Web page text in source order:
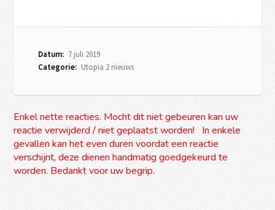
Datum: 7 juli 2019
Categorie: Utopia 2 nieuws
Enkel nette reacties. Mocht dit niet gebeuren kan uw
reactie verwijderd / niet geplaatst worden! In enkele
gevallen kan het even duren voordat een reactie
verschijnt, deze dienen handmatig goedgekeurd te
worden. Bedankt voor uw begrip.